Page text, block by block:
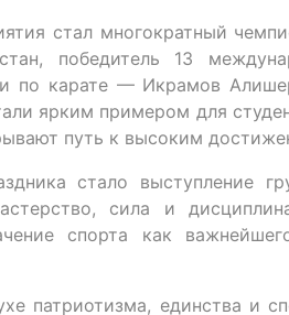
стал многократный
победитель 13
по карате — Икрамов
ярким примером для
путь к высоким
стало выступление
сила и
спорта как
единства и